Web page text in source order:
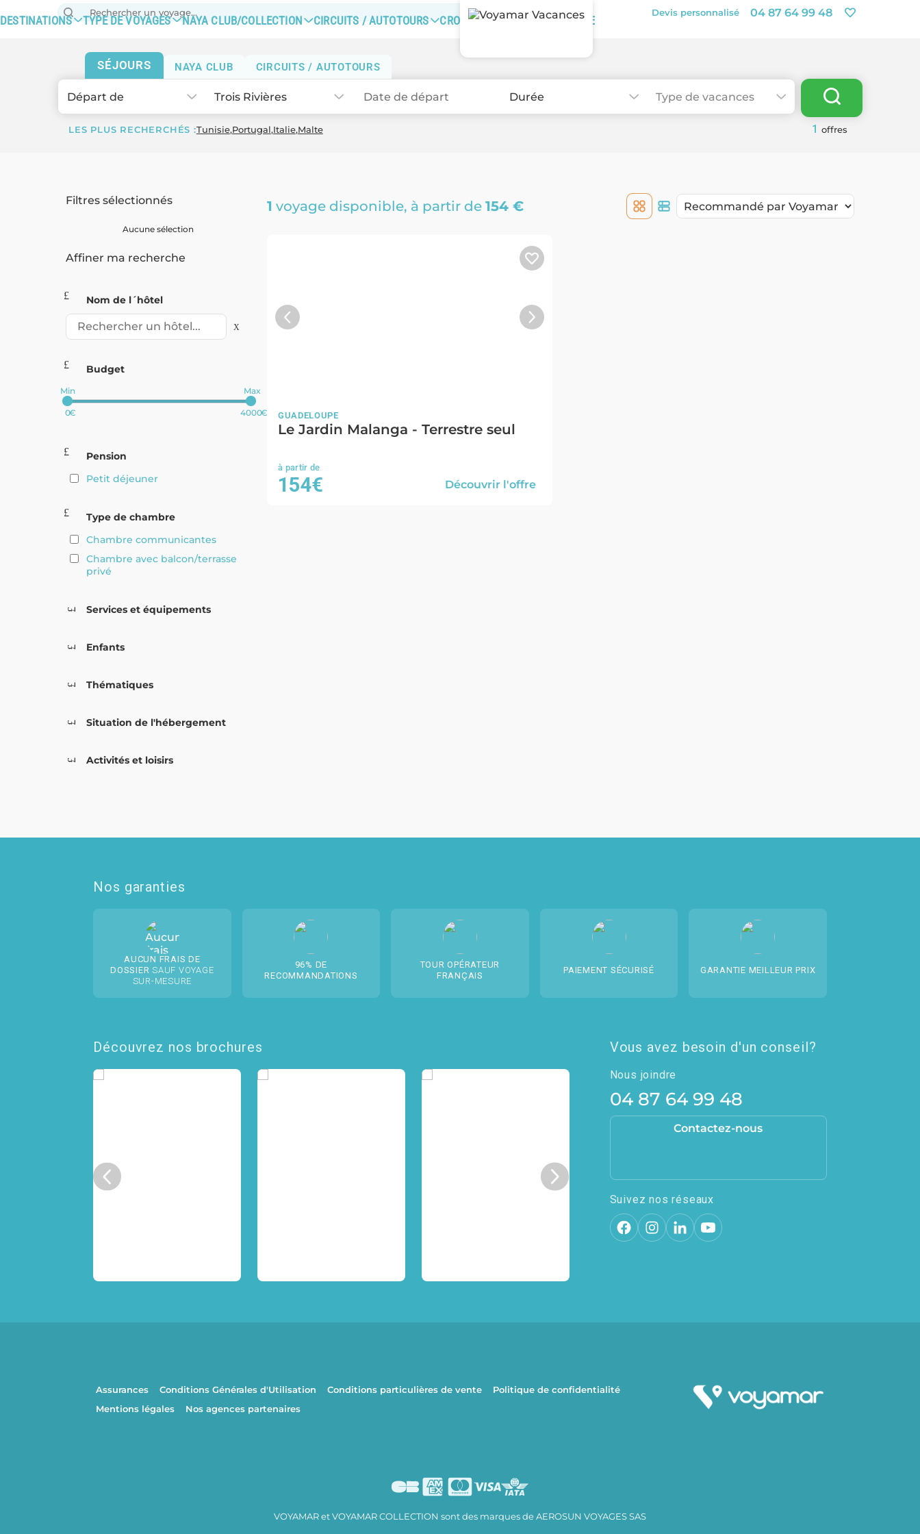
Devis personnalisé 04 87 64 99 48
DESTINATIONS TYPE DE VOYAGES NAYA CLUB/COLLECTION CIRCUITS / AUTOTOURS CROISIÈRES DERNIÈRE MINUTE
SÉJOURS NAYA CLUB CIRCUITS / AUTOTOURS
Départ de Trois Rivières Durée
1
LES PLUS RECHERCHÉS :Tunisie Portugal Italie Malte
Filtres sélectionnés
Aucune sélection
Affiner ma recherche
Nom de l´hôtel
Budget
0 4000
Pension
Petit déjeuner
Type de chambre
Chambre communicantes
Chambre avec balcon/terrasse
privé
Services et équipements
Enfants
Thématiques
Situation de l'hébergement
Activités et loisirs
1 voyage disponible , à partir de 154 €
GUADELOUPE
Le Jardin Malanga - Terrestre seul
154€ Découvrir l'offre
Nos garanties
AUCUN FRAIS DE
DOSSIERSAUF VOYAGE
SUR-MESURE
96% DE
RECOMMANDATIONS
TOUR OPÉRATEUR
FRANÇAIS
PAIEMENT SÉCURISÉ GARANTIE MEILLEUR PRIX
Découvrez nos brochures Vous avez besoin d'un conseil?
Nous joindre
04 87 64 99 48
Contactez-nous
Suivez nos réseaux
Assurances Conditions Générales d'Utilisation Conditions particulières de vente
Politique de confidentialité
Mentions légales
Nos agences partenaires
VOYAMAR et VOYAMAR COLLECTION sont des marques de AEROSUN VOYAGES SAS